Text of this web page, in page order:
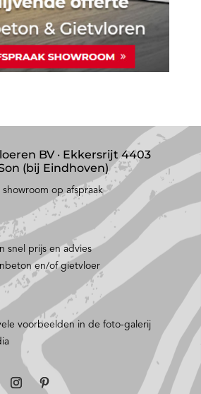
BV · Ekkersrijt 4403
(bij Eindhoven)
showroom op afspraak
snel prijs en advies
en/of gietvloer
voorbeelden in de foto-galerij